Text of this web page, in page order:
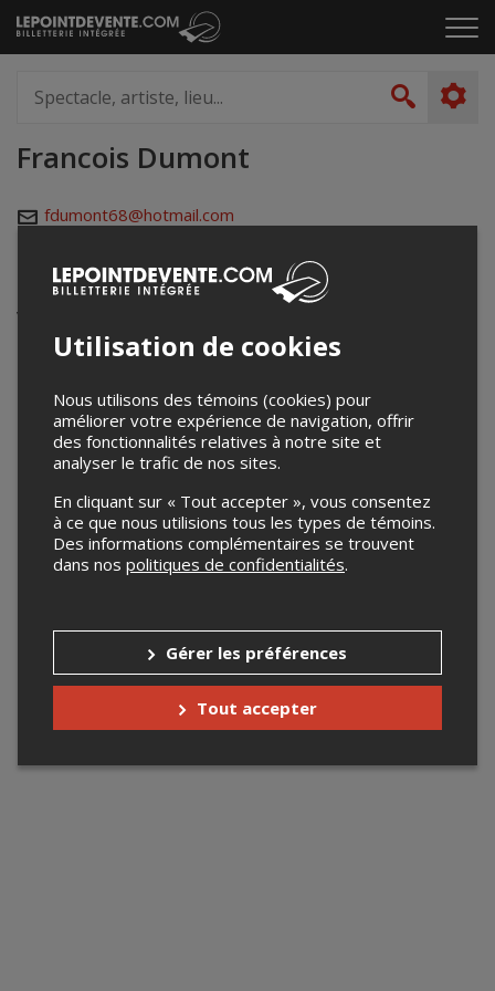
Passer
au
le
artiste,
lieu...
Francois Dumont
fdumont68@hotmail.com
Événements à venir
Votre recherche n'a retourné aucun résultat.
Utilisation de cookies
Nous utilisons des témoins (cookies) pour
améliorer votre expérience de navigation, offrir
des fonctionnalités relatives à notre site et
analyser le trafic de nos sites.
En cliquant sur « Tout accepter », vous consentez
à ce que nous utilisions tous les types de témoins.
Des informations complémentaires se trouvent
dans nos politiques de confidentialités.
Gérer les préférences
Tout accepter